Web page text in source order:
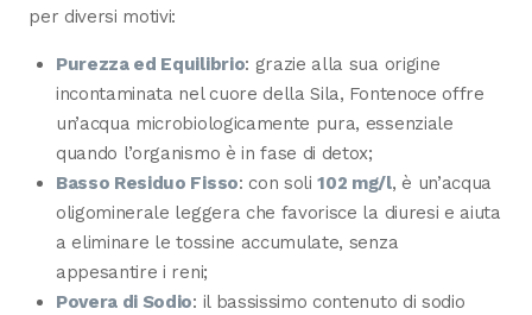
per diversi motivi:
Purezza ed Equilibrio: grazie alla sua origine
incontaminata nel cuore della Sila, Fontenoce offre
un’acqua microbiologicamente pura, essenziale
quando l’organismo è in fase di detox;
Basso Residuo Fisso: con soli102 mg/l, è un’acqua
oligominerale leggera che favorisce la diuresi e aiuta
a eliminare le tossine accumulate, senza
appesantire i reni;
Povera di Sodio: il bassissimo contenuto di sodio